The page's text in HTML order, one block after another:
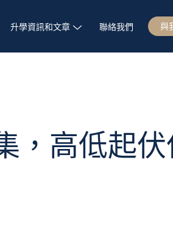
升學資訊和文章 聯絡我們 與
，高低起